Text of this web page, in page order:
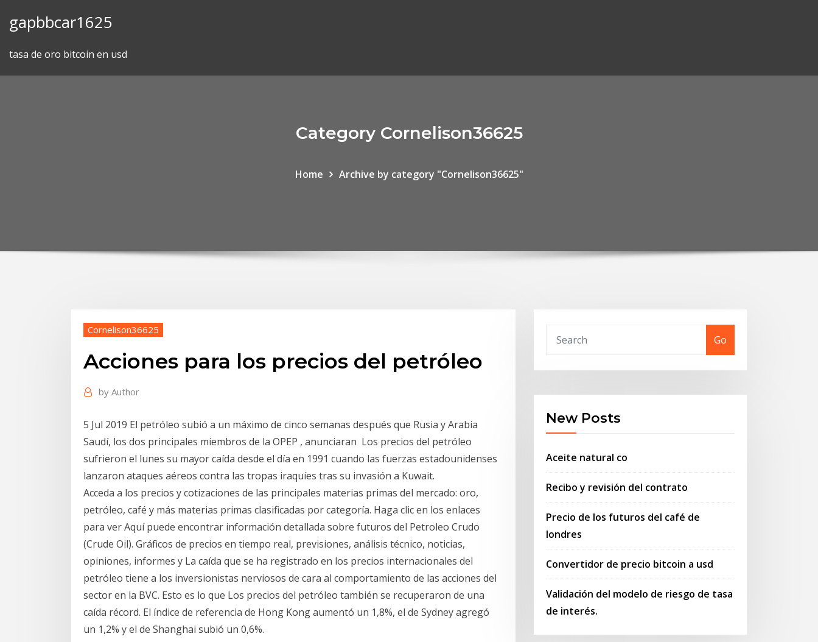
gapbbcar1625
tasa de oro bitcoin en usd
Category Cornelison36625
Home Archive by category "Cornelison36625"
Cornelison36625
Acciones para los precios del petróleo
by Author
5 Jul 2019 El petróleo subió a un máximo de cinco semanas después que Rusia y Arabia
Saudí, los dos principales miembros de la OPEP , anunciaran Los precios del petróleo
sufrieron el lunes su mayor caída desde el día en 1991 cuando las fuerzas estadounidenses
lanzaron ataques aéreos contra las tropas iraquíes tras su invasión a Kuwait.
Acceda a los precios y cotizaciones de las principales materias primas del mercado: oro,
petróleo, café y más materias primas clasificadas por categoría. Haga clic en los enlaces
para ver Aquí puede encontrar información detallada sobre futuros del Petroleo Crudo
(Crude Oil). Gráficos de precios en tiempo real, previsiones, análisis técnico, noticias,
opiniones, informes y La caída que se ha registrado en los precios internacionales del
petróleo tiene a los inversionistas nerviosos de cara al comportamiento de las acciones del
sector en la BVC. Esto es lo que Los precios del petróleo también se recuperaron de una
caída récord. El índice de referencia de Hong Kong aumentó un 1,8%, el de Sydney agregó
un 1,2% y el de Shanghai subió un 0,6%.
Go
New Posts
Aceite natural co
Recibo y revisión del contrato
Precio de los futuros del café de
londres
Convertidor de precio bitcoin a usd
Validación del modelo de riesgo de tasa
de interés.